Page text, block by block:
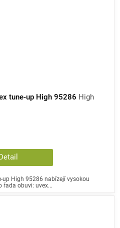
tune-up High 95286 High
Detail
High 95286 nabízejí vysokou
řada obuvi: uvex...